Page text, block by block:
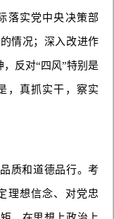
落实党中央决策部
情况；深入改进作
反对“四风”特别是
，真抓实干，察实
质和道德品行。考
理想信念、对党忠